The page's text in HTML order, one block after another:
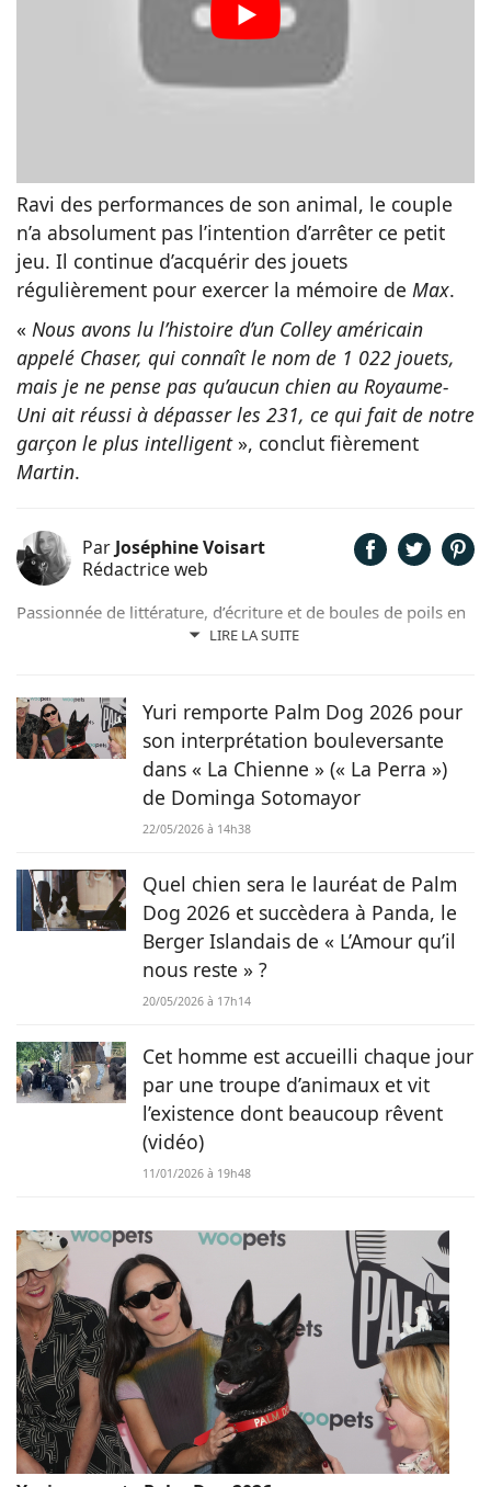
Ravi des performances de son animal, le couple
n’a absolument pas l’intention d’arrêter ce petit
jeu. Il continue d’acquérir des jouets
régulièrement pour exercer la mémoire de Max.
« Nous avons lu l’histoire d’un Colley américain
appelé Chaser, qui connaît le nom de 1 022 jouets,
mais je ne pense pas qu’aucun chien au Royaume-
Uni ait réussi à dépasser les 231, ce qui fait de notre
garçon le plus intelligent », conclut fièrement
Martin.
Par Joséphine Voisart
Rédactrice web
LIRE LA SUITE
Passionnée de littérature, d’écriture et de boules de poils en
tout genre, c’est tout naturellement que Joséphine a décidé
l’inspiration et la joie de vivre au quotidien !
Yuri remporte Palm Dog 2026 pour
son interprétation bouleversante
dans « La Chienne » (« La Perra »)
de Dominga Sotomayor
22/05/2026 à 14h38
Quel chien sera le lauréat de Palm
Dog 2026 et succèdera à Panda, le
Berger Islandais de « L’Amour qu’il
nous reste » ?
20/05/2026 à 17h14
Cet homme est accueilli chaque jour
par une troupe d’animaux et vit
l’existence dont beaucoup rêvent
(vidéo)
11/01/2026 à 19h48